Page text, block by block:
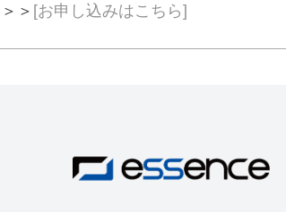
＞＞ [お申し込みはこちら]